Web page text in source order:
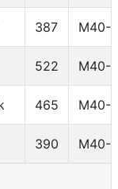
387 M40-
522 M40-
465 M40-
390 M40-